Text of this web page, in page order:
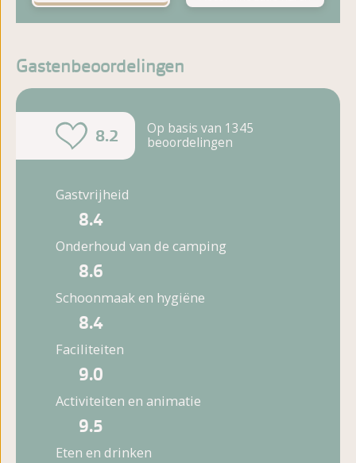
Gastenbeoordelingen
8.2
Op basis van 1345
beoordelingen
Gastvrijheid
8.4
Onderhoud van de camping
8.6
Schoonmaak en hygiëne
8.4
Faciliteiten
9.0
Activiteiten en animatie
9.5
Eten en drinken